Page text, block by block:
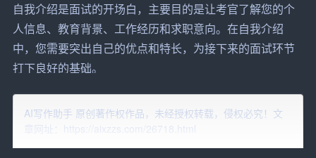
自我介绍是面试的开场白，主要目的是让考官了解您的个
人信息、教育背景、工作经历和求职意向。在自我介绍
中，您需要突出自己的优点和特长，为接下来的面试环节
打下良好的基础。
二、掌握自我介绍的结构
一个完整的自我介绍应包括以下四个部分：
AI写作助手 原创著作权作品，未经授权转载，侵权必究！文
章网址：https://aixzzs.com/26718.html